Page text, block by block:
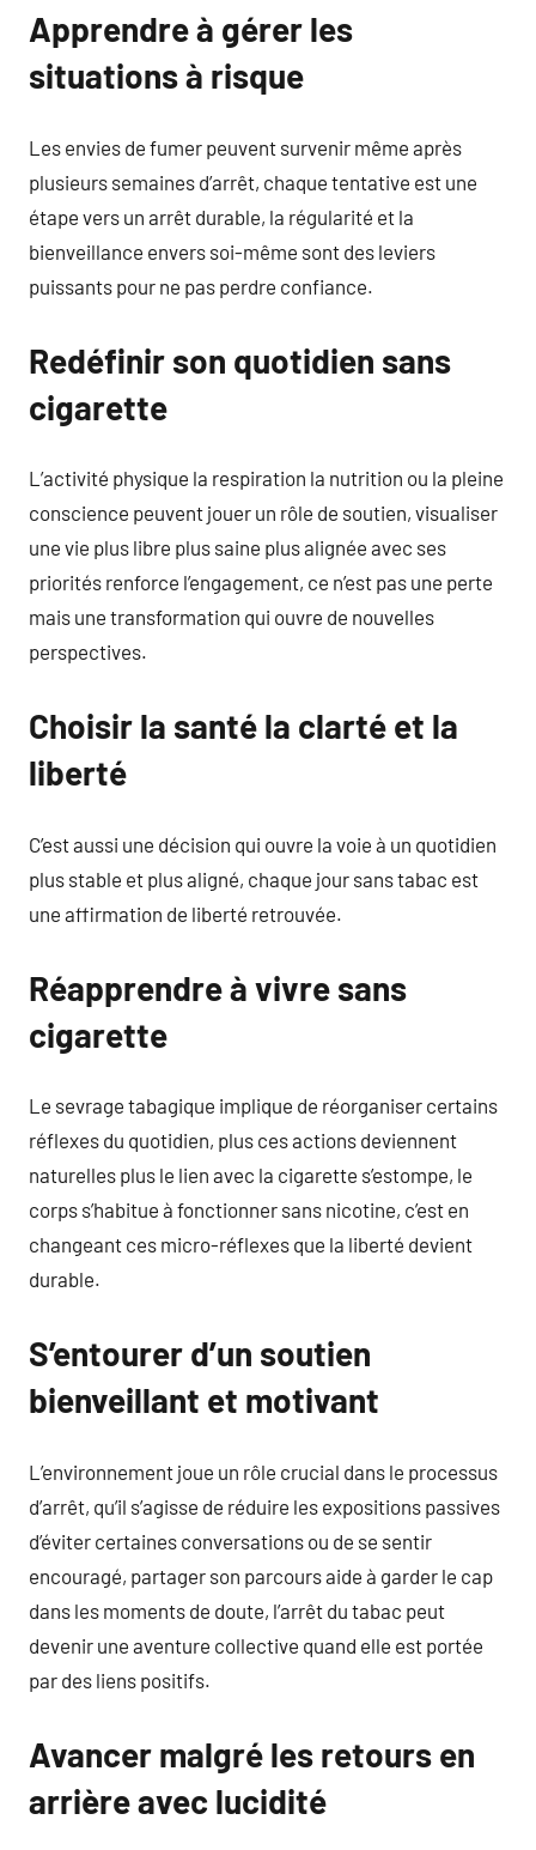
Apprendre à gérer les
situations à risque
Les envies de fumer peuvent survenir même après
plusieurs semaines d’arrêt, chaque tentative est une
étape vers un arrêt durable, la régularité et la
bienveillance envers soi-même sont des leviers
puissants pour ne pas perdre confiance.
Redéfinir son quotidien sans
cigarette
L’activité physique la respiration la nutrition ou la pleine
conscience peuvent jouer un rôle de soutien, visualiser
une vie plus libre plus saine plus alignée avec ses
priorités renforce l’engagement, ce n’est pas une perte
mais une transformation qui ouvre de nouvelles
perspectives.
Choisir la santé la clarté et la
liberté
C’est aussi une décision qui ouvre la voie à un quotidien
plus stable et plus aligné, chaque jour sans tabac est
une affirmation de liberté retrouvée.
Réapprendre à vivre sans
cigarette
Le sevrage tabagique implique de réorganiser certains
réflexes du quotidien, plus ces actions deviennent
naturelles plus le lien avec la cigarette s’estompe, le
corps s’habitue à fonctionner sans nicotine, c’est en
changeant ces micro-réflexes que la liberté devient
durable.
S’entourer d’un soutien
bienveillant et motivant
L’environnement joue un rôle crucial dans le processus
d’arrêt, qu’il s’agisse de réduire les expositions passives
d’éviter certaines conversations ou de se sentir
encouragé, partager son parcours aide à garder le cap
dans les moments de doute, l’arrêt du tabac peut
devenir une aventure collective quand elle est portée
par des liens positifs.
Avancer malgré les retours en
arrière avec lucidité